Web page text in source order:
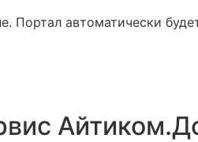
Портал автоматически